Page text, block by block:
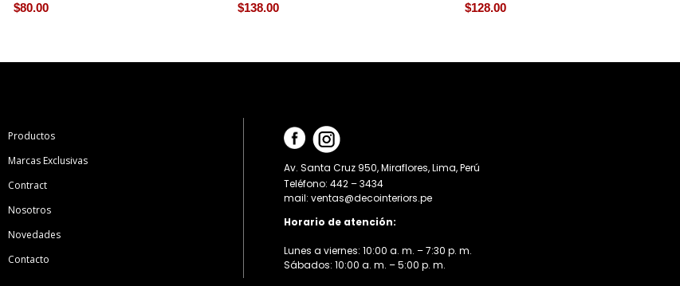
$80.00 $138.00 $128.00
Productos
Marcas Exclusivas
Contract
Nosotros
Novedades
Contacto
Av. Santa Cruz 950, Miraflores, Lima, Perú
Teléfono: 442 – 3434
mail: ventas@decointeriors.pe
Horario de atención:
Lunes a viernes: 10:00 a. m. – 7:30 p. m.
Sábados: 10:00 a. m. – 5:00 p. m.